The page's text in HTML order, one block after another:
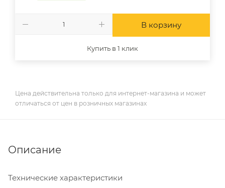
В корзину
Купить в 1 клик
Цена действительна только для интернет-магазина и может
отличаться от цен в розничных магазинах
Описание
Технические характеристики